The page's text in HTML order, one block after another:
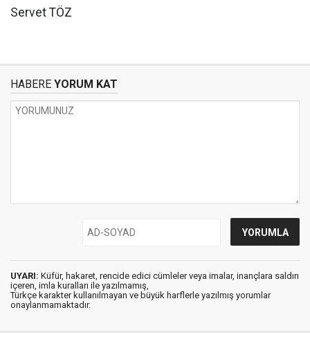
Servet TÖZ
HABERE YORUM KAT
UYARI: Küfür, hakaret, rencide edici cümleler veya imalar, inançlara saldırı
içeren, imla kuralları ile yazılmamış,
Türkçe karakter kullanılmayan ve büyük harflerle yazılmış yorumlar
onaylanmamaktadır.